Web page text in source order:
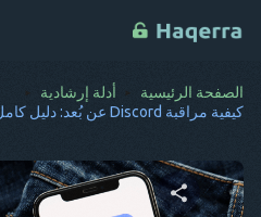
نقطة
رو
الصفحة الرئيسية
أدلة إرشادية
كيفية مراقبة Discord عن بُعد: دليل كامل